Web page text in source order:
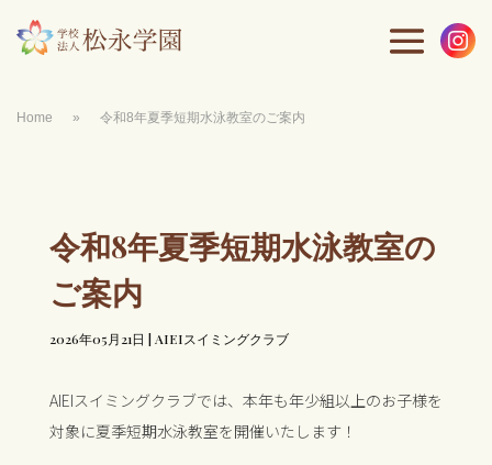

Home » 令和8年夏季短期水泳教室のご案内
令和8年夏季短期水泳教室の
ご案内
2026年05月21日 | AIEIスイミングクラブ
AIEIスイミングクラブでは、本年も年少組以上のお子様を
対象に夏季短期水泳教室を開催いたします！